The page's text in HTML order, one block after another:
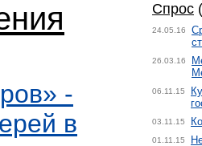
-
в
Спрос
24.05.16
26.03.16
06.11.15
03.11.15
01.11.15